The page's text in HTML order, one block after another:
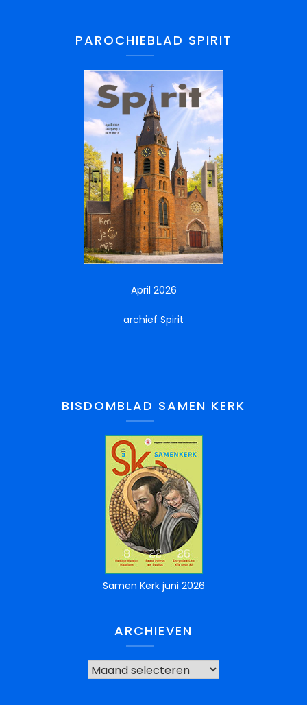
PAROCHIEBLAD SPIRIT
April 2026
archief Spirit
BISDOMBLAD SAMEN KERK
Samen Kerk juni 2026
ARCHIEVEN